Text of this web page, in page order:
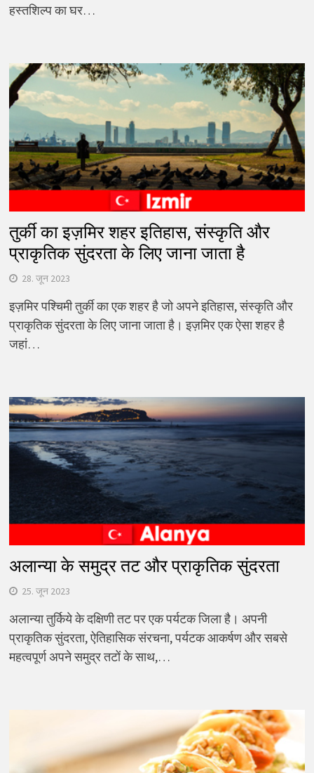
हस्तशिल्प का घर…
तुर्की का इज़मिर शहर इतिहास, संस्कृति और
प्राकृतिक सुंदरता के लिए जाना जाता है
28. जून 2023
इज़मिर पश्चिमी तुर्की का एक शहर है जो अपने इतिहास, संस्कृति और
प्राकृतिक सुंदरता के लिए जाना जाता है। इज़मिर एक ऐसा शहर है
जहां…
अलान्या के समुद्र तट और प्राकृतिक सुंदरता
25. जून 2023
अलान्या तुर्किये के दक्षिणी तट पर एक पर्यटक जिला है। अपनी
प्राकृतिक सुंदरता, ऐतिहासिक संरचना, पर्यटक आकर्षण और सबसे
महत्वपूर्ण अपने समुद्र तटों के साथ,…